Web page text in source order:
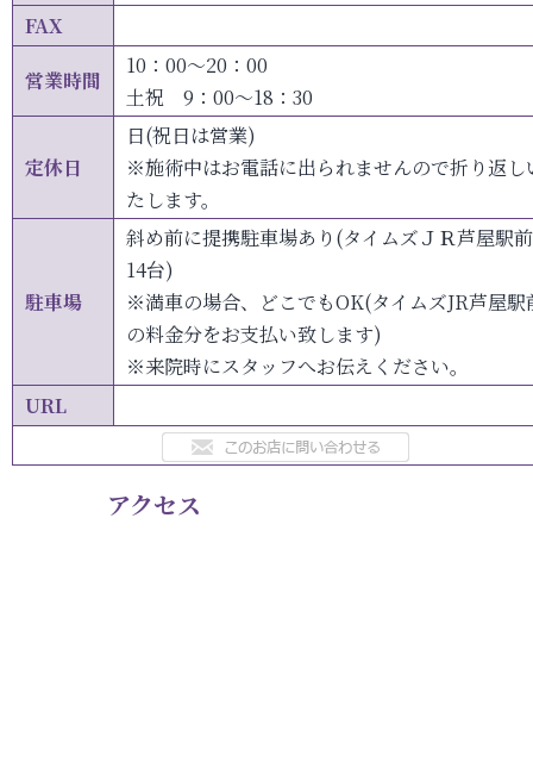
FAX
営業時間
10：00～20：00
土祝 9：00～18：30
定休日
日(祝日は営業)
※施術中はお電話に出られませんので折り返し
たします。
駐車場
斜め前に提携駐車場あり(タイムズＪＲ芦屋駅前
14台)
※満車の場合、どこでもOK(タイムズJR芦屋駅
の料金分をお支払い致します)
※来院時にスタッフへお伝えください。
URL
アクセス